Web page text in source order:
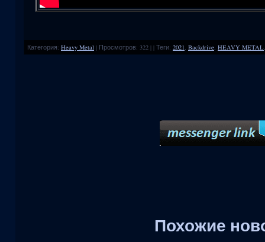
Категория: Heavy Metal | Просмотров: 322 | | Теги: 2021 Backdrive HEAVY METAL
Похожие